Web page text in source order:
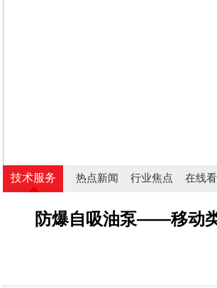
技术服务 热点新闻 行业焦点 在线
防爆自吸油泵——移动